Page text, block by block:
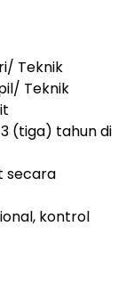
Teknik
Teknik
(tiga) tahun di
secara
kontrol